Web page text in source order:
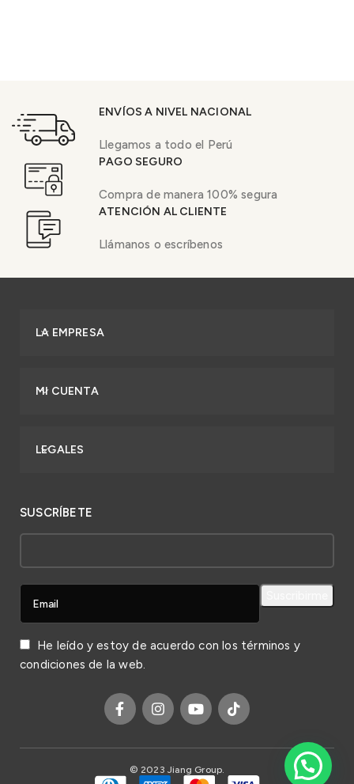
ENVÍOS A NIVEL NACIONAL
Llegamos a todo el Perú
PAGO SEGURO
Compra de manera 100% segura
ATENCIÓN AL CLIENTE
Llámanos o escríbenos
LA EMPRESA
MI CUENTA
LEGALES
SUSCRÍBETE
He leído y estoy de acuerdo con los términos y
condiciones de la web.
© 2023 Jiang Group.